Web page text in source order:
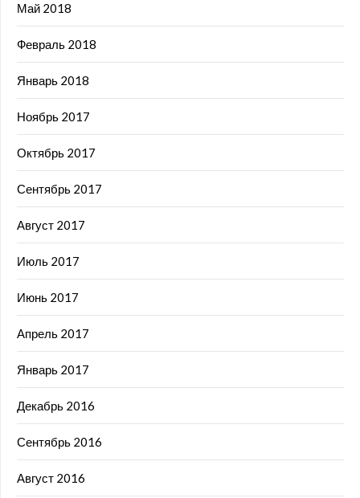
Май 2018
Февраль 2018
Январь 2018
Ноябрь 2017
Октябрь 2017
Сентябрь 2017
Август 2017
Июль 2017
Июнь 2017
Апрель 2017
Январь 2017
Декабрь 2016
Сентябрь 2016
Август 2016